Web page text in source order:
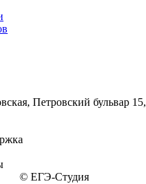
Петровский бульвар
© ЕГЭ-Студия